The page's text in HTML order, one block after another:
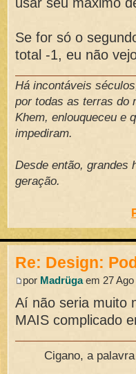
Se for só o
total -1, eu não
Há incontáveis
por todas as terras do
Khem, enlouqueceu e
impediram.
Desde então, grandes
geração.
Re: Design:
por Madrügaem 27 Ago
Aí não seria muito
MAIS complicado
Cigano, a